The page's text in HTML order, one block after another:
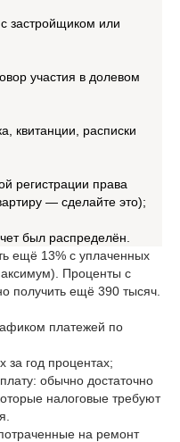
застройщиком или
участия в долевом
квитанции, расписки
регистрации права
— сделайте это);
был распределён.
ещё 13% с уплаченных
Проценты с
получить ещё 390 тысяч.
платежей по
за год процентах;
обычно достаточно
налоговые требуют
на ремонт